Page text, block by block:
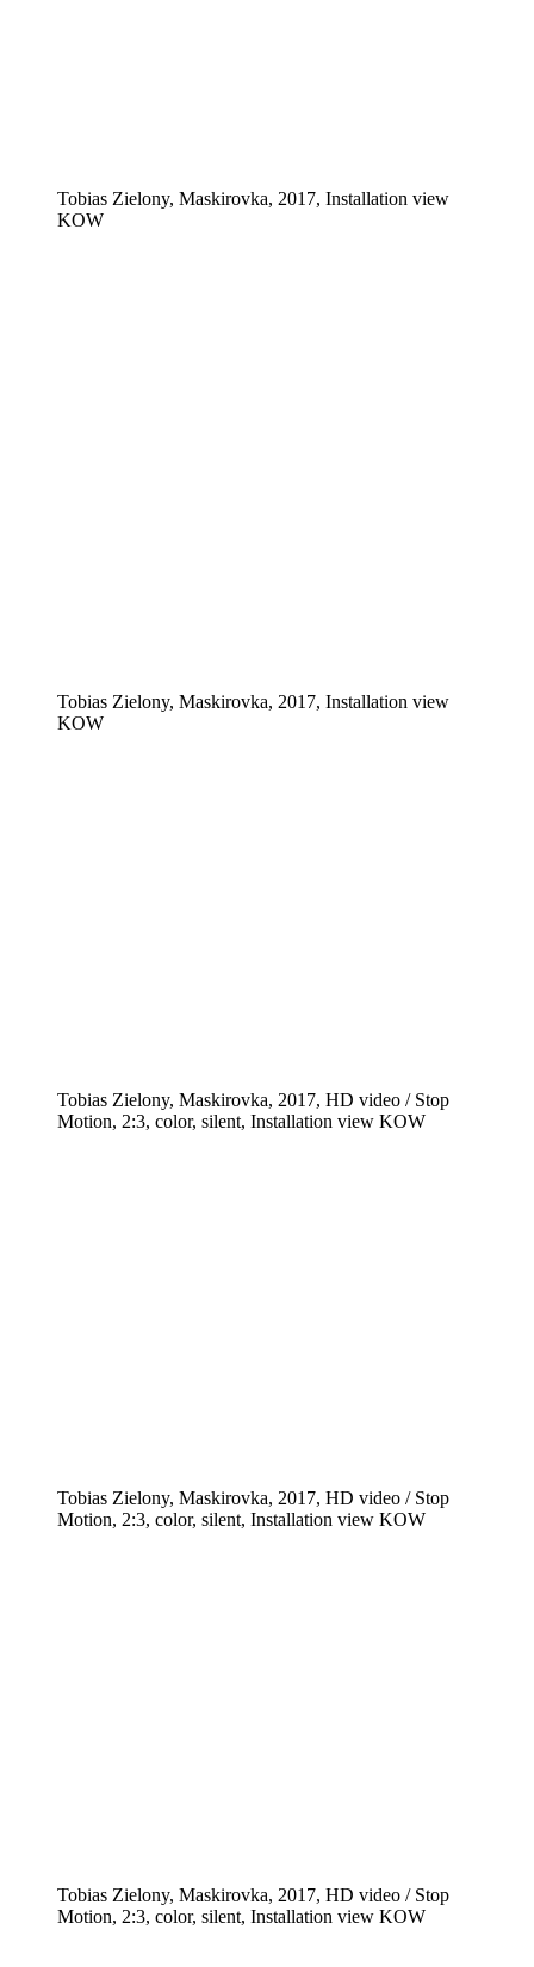
Tobias Zielony, Maskirovka, 2017, Installation view
KOW
Tobias Zielony, Maskirovka, 2017, Installation view
KOW
Tobias Zielony, Maskirovka, 2017, HD video / Stop
Motion, 2:3, color, silent, Installation view KOW
Tobias Zielony, Maskirovka, 2017, HD video / Stop
Motion, 2:3, color, silent, Installation view KOW
Tobias Zielony, Maskirovka, 2017, HD video / Stop
Motion, 2:3, color, silent, Installation view KOW